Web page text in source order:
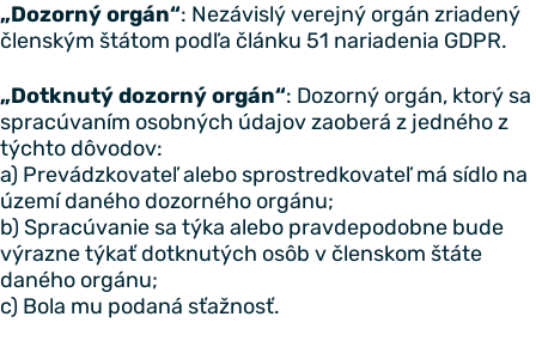
„Dozorný orgán“: Nezávislý verejný orgán zriadený
členským štátom podľa článku 51 nariadenia GDPR.
„Dotknutý dozorný orgán“: Dozorný orgán, ktorý sa
spracúvaním osobných údajov zaoberá z jedného z
týchto dôvodov:
a) Prevádzkovateľ alebo sprostredkovateľ má sídlo na
území daného dozorného orgánu;
b) Spracúvanie sa týka alebo pravdepodobne bude
výrazne týkať dotknutých osôb v členskom štáte
daného orgánu;
c) Bola mu podaná sťažnosť.